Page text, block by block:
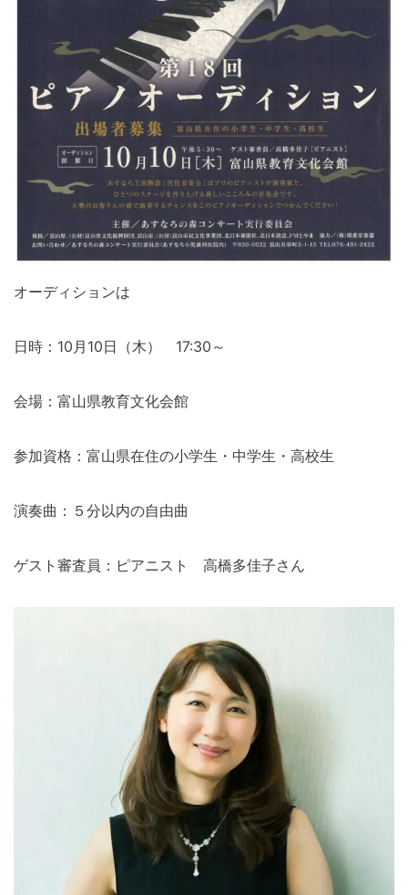
オーディションは
日時：10月10日（木） 17:30～
会場：富山県教育文化会館
参加資格：富山県在住の小学生・中学生・高校生
演奏曲：５分以内の自由曲
ゲスト審査員：ピアニスト 高橋多佳子さん